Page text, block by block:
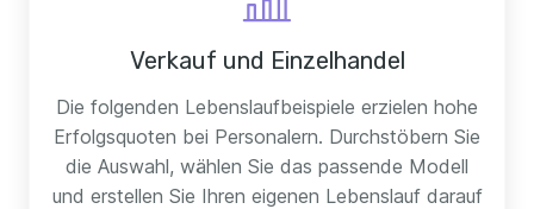
Verkauf und Einzelhandel
Die folgenden Lebenslaufbeispiele erzielen hohe
Erfolgsquoten bei Personalern. Durchstöbern Sie
die Auswahl, wählen Sie das passende Modell
und erstellen Sie Ihren eigenen Lebenslauf darauf